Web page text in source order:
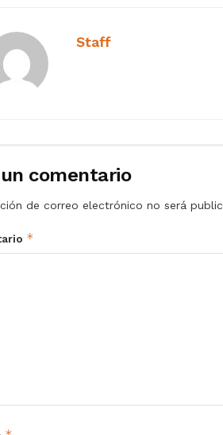
Staff
comentario
de correo electrónico no será
*